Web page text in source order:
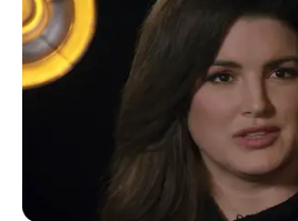
(foto: tvN)
Shim Bo Kyung adalah seorang
tahun. Dikenal sebagai polisi yang